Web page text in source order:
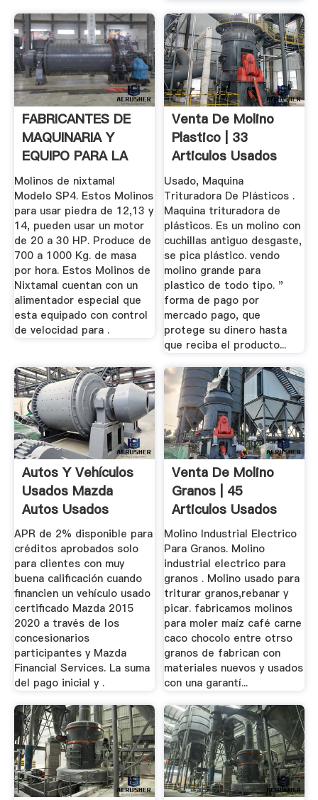
FABRICANTES DE
MAQUINARIA Y
EQUIPO PARA LA
INDUSTRIA .
Molinos de nixtamal
Modelo SP4. Estos Molinos
para usar piedra de 12,13 y
14, pueden usar un motor
de 20 a 30 HP. Produce de
700 a 1000 Kg. de masa
por hora. Estos Molinos de
Nixtamal cuentan con un
alimentador especial que
esta equipado con control
de velocidad para .
Venta De Molino
Plastico | 33
Articulos Usados
Usado, Maquina
Trituradora De Plásticos .
Maquina trituradora de
plásticos. Es un molino con
cuchillas antiguo desgaste,
se pica plástico. vendo
molino grande para
plastico de todo tipo. "
forma de pago por
mercado pago, que
protege su dinero hasta
que reciba el producto...
Autos Y Vehículos
Usados Mazda
Autos Usados
Certificados ...
APR de 2% disponible para
créditos aprobados solo
para clientes con muy
buena calificación cuando
financien un vehículo usado
certificado Mazda 2015
2020 a través de los
concesionarios
participantes y Mazda
Financial Services. La suma
del pago inicial y .
Venta De Molino
Granos | 45
Articulos Usados
Molino Industrial Electrico
Para Granos. Molino
industrial electrico para
granos . Molino usado para
triturar granos,rebanar y
picar. fabricamos molinos
para moler maíz café carne
caco chocolo entre otrso
granos de fabrican con
materiales nuevos y usados
con una garantí...